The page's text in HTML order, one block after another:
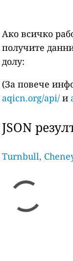
Ако всичко
получите
долу:
(За повече
aqicn.org/api/ и
JSON
Turnbull,